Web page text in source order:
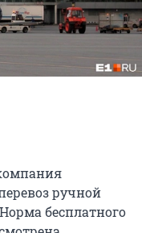
ручной
бесплатного